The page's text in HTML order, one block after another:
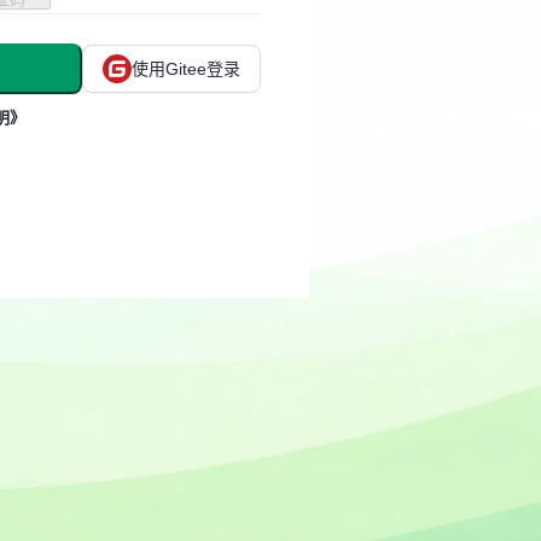
使用Gitee登录
》